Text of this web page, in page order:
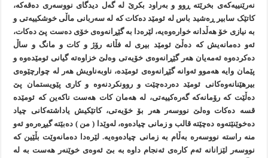
نەرێنييەکەی بخرێتە ڕوو و بەراود بکرێ لە گەل ديدگای نووسەری دەقەکە،
کاتێک سابير ڕەشيد باس لە ئومێد دەکات کە لە سەربانی ماڵی خوشکييەتی و
بە نيازی خۆ هەڵدانە خوارەوەيە، لێرەدا بە گێڕانەوەی خۆی دەست پێ دەکات،
ئەو دەمانەيش کە دەڵێ ئومێد بيری لە فڵانە رۆژ و کات و مانگ و ساڵ
دەکردەوە ئەمەيان هەر گێڕانەوەی خۆيەتی وەلێ خزاوەتە گيانی ئومێدەوە و
پێمان وايە هەموو ئەوانە گێڕانەوەی ئومێدە، ناوبەناويش هەر لە چوارچێوەی
بيرهێنانەوەکانی ئومێد دەردەچێت و روونکردنەوە و کاری پێويستمان پێ
دەڵێت کە رۆمانەکە گەرەکييەتی، لە هەمان کات هەست ناکەين کە ئومێدە
قسە دەکات وەلێ نووسەر هەر بۆ خۆيەتی، کاتێکيش ياداشتەکانی چياد
دەخوێنێتەوە دەچێتە قالب و زمانی چيادەوە، لەوێدا ( من ) دەبێتە گيڕەرەو ئەو
منە راستە نووسەرە بەڵام بە زمانی چيادەوەيە. لێرەدا دەمانەوێت بڵێين کە
نووسەر لێزانانە ئەم کارەی ئەنجام داوە بە بێ ئەوەی خوێنەر هەست بە لە